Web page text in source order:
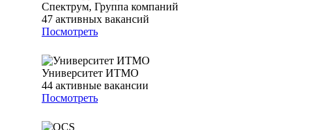
Спектрум, Группа компаний
47 активных вакансий
Посмотреть
Университет ИТМО
44 активные вакансии
Посмотреть